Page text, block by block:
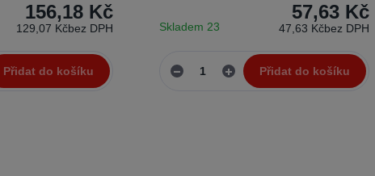
156,18 Kč
129,07 Kčbez DPH
Přidat do košíku
57,63 Kč
47,63 Kčbez DPH
Skladem 23
Přidat do košíku